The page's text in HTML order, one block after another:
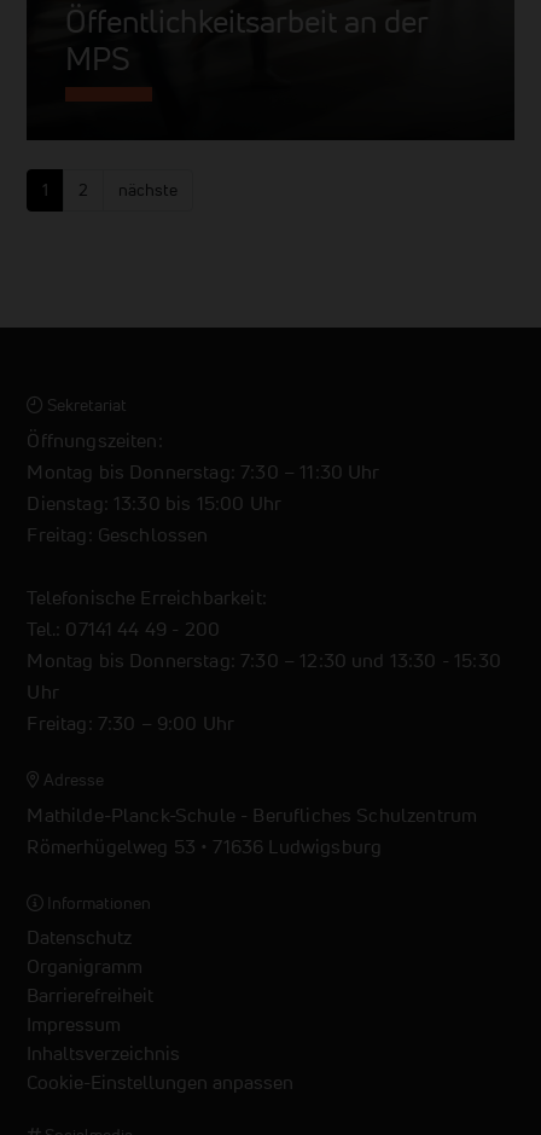
Öffentlichkeitsarbeit an der
MPS
1 2 nächste
Sekretariat
Öffnungszeiten:
Montag bis Donnerstag: 7:30 – 11:30 Uhr
Dienstag: 13:30 bis 15:00 Uhr
Freitag: Geschlossen
Telefonische Erreichbarkeit:
Tel.: 07141 44 49 - 200
Montag bis Donnerstag: 7:30 – 12:30 und 13:30 - 15:30
Uhr
Freitag: 7:30 – 9:00 Uhr
Adresse
Mathilde-Planck-Schule - Berufliches Schulzentrum
Römerhügelweg 53 • 71636 Ludwigsburg
Informationen
Datenschutz
Organigramm
Barrierefreiheit
Impressum
Inhaltsverzeichnis
Cookie-Einstellungen anpassen